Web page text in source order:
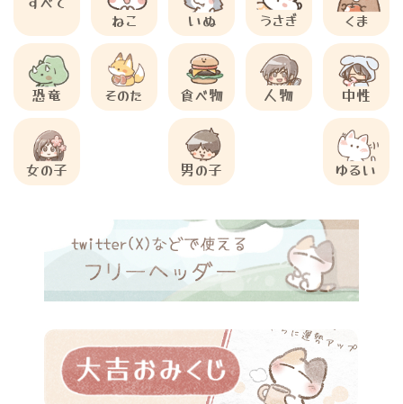
ねこ
いぬ うさぎ くま
恐竜 そのた 食べ物 人物 中性
女の子 男の子 ゆるい